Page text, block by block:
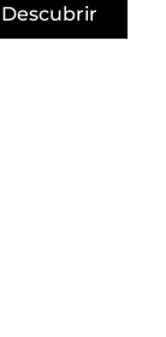
Descubrir